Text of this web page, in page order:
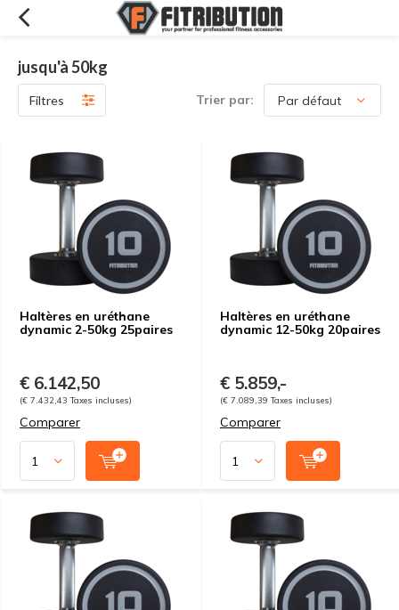
jusqu'à 50kg
Filtres Trier par:
Haltères en uréthane
dynamic 2-50kg 25paires
€ 6.142,50
(€ 7.432,43 Taxes incluses)
Comparer
Haltères en uréthane
dynamic 12-50kg 20paires
€ 5.859,-
(€ 7.089,39 Taxes incluses)
Comparer